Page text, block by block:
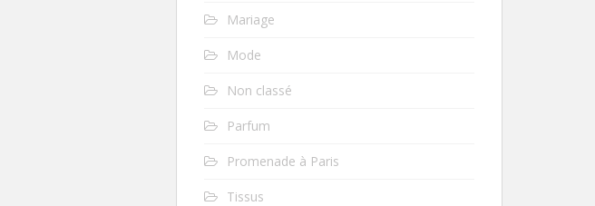
Mariage
Mode
Non classé
Parfum
Promenade à Paris
Tissus